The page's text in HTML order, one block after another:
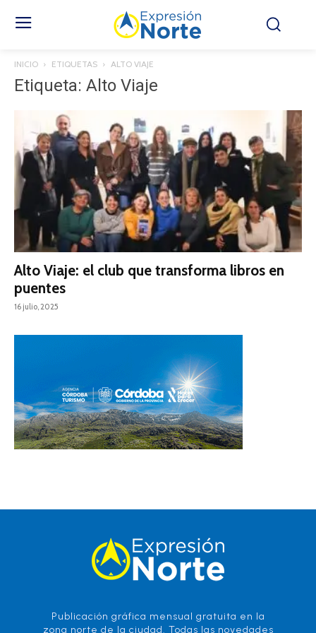
INICIO ETIQUETAS ALTO VIAJE
Etiqueta: Alto Viaje
Alto Viaje: el club que transforma libros en
puentes
16 julio, 2025
Publicación gráfica mensual gratuita en la
zona norte de la ciudad. Todas las novedades